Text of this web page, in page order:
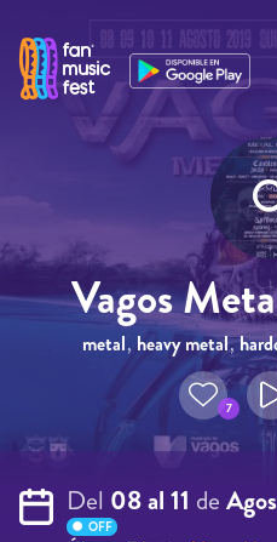
Vagos
metal, heavy metal,
7
Del 08 al 11 de
OFF